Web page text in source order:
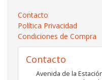
Contacto
Política Privacidad
Condiciones de Compra
Contacto
Avenida de la